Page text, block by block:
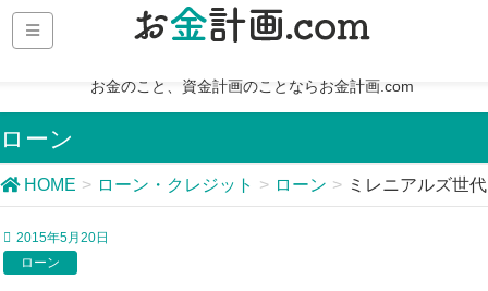
お金のこと、資金計画のことならお金計画.com
ローン
HOME ローン・クレジット ローン ミレニアルズ世代
2015年5月20日
ローン